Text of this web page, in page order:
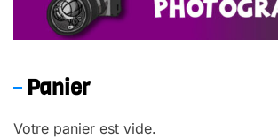
Panier
Votre panier est vide.